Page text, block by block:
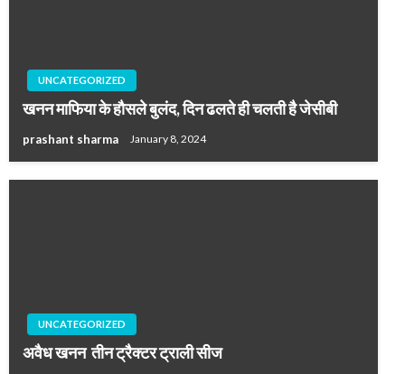
UNCATEGORIZED
खनन माफिया के हौसले बुलंद, दिन ढलते ही चलती है जेसीबी
prashant sharma January 8, 2024
UNCATEGORIZED
अवैध खनन तीन ट्रैक्टर ट्राली सीज